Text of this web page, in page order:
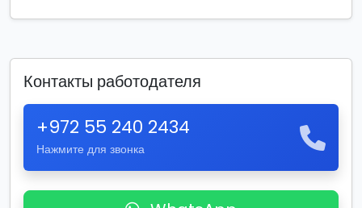
Контакты работодателя
+972 55 240 2434
Нажмите для звонка